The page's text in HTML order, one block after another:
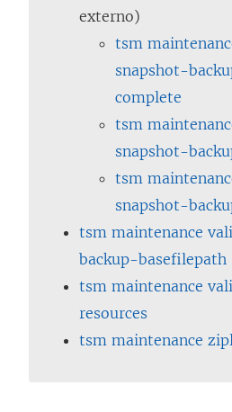
externo)
tsm
snapshot-
complete
tsm
snapshot-
tsm
snapshot-
tsm maintenance
backup-basefilepath
tsm maintenance
resources
tsm maintenance